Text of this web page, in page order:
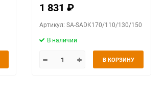
1120D/ FS-1120DN/ FS-1300D/
1028MFP/ FS-1030MFP/ FS-
1128MFP/ FS-1130MFP, 1
1 831 ₽
Артикул: SA-SADK170/110/130/150
В наличии
В КОРЗИНУ